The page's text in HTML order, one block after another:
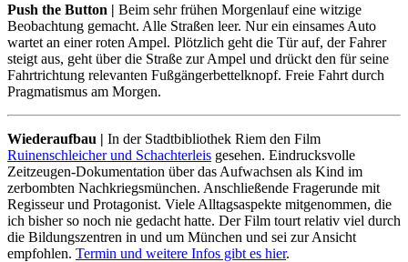
Push the Button | Beim sehr frühen Morgenlauf eine witzige
Beobachtung gemacht. Alle Straßen leer. Nur ein einsames Auto
wartet an einer roten Ampel. Plötzlich geht die Tür auf, der Fahrer
steigt aus, geht über die Straße zur Ampel und drückt den für seine
Fahrtrichtung relevanten Fußgängerbettelknopf. Freie Fahrt durch
Pragmatismus am Morgen.
Wiederaufbau | In der Stadtbibliothek Riem den Film
Ruinenschleicher und Schachterleis gesehen. Eindrucksvolle
Zeitzeugen-Dokumentation über das Aufwachsen als Kind im
zerbombten Nachkriegsmünchen. Anschließende Fragerunde mit
Regisseur und Protagonist. Viele Alltagsaspekte mitgenommen, die
ich bisher so noch nie gedacht hatte. Der Film tourt relativ viel durch
die Bildungszentren in und um München und sei zur Ansicht
empfohlen. Termin und weitere Infos gibt es hier.